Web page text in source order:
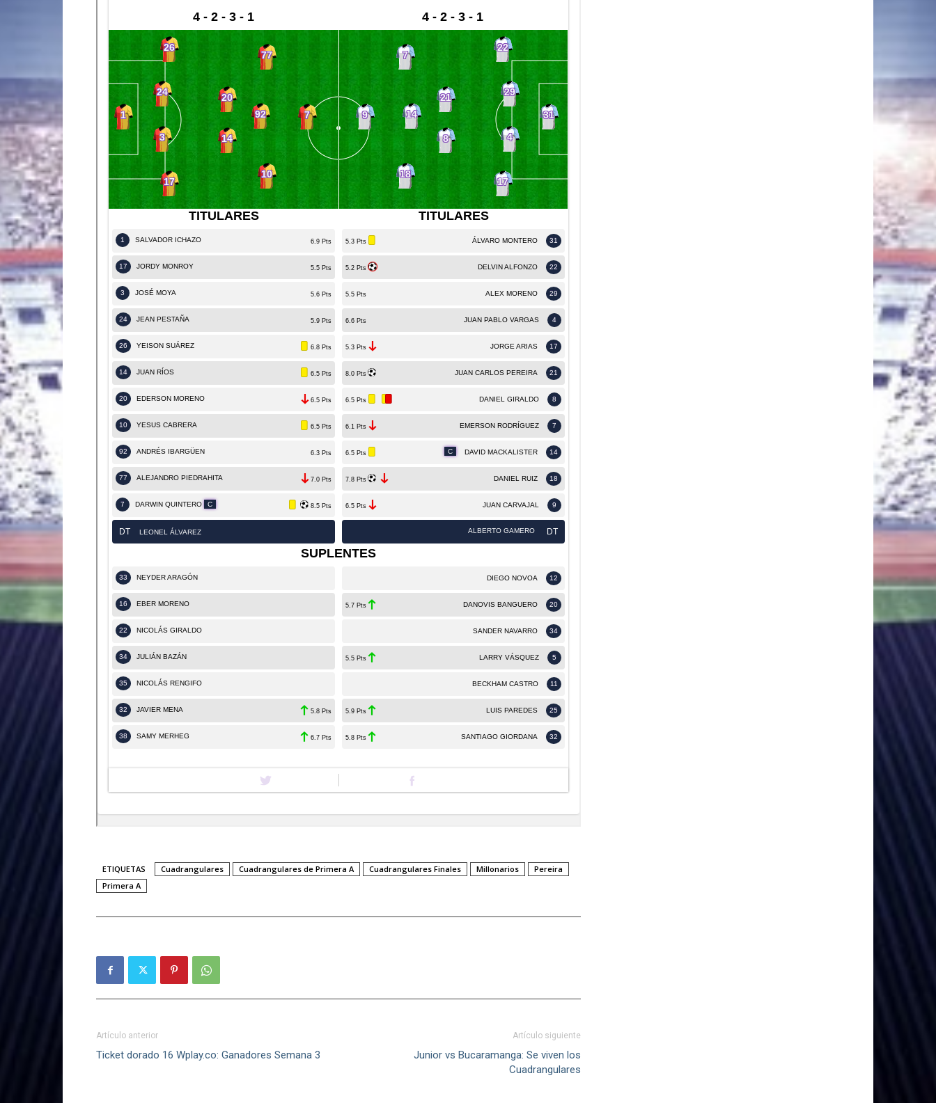
ETIQUETAS Cuadrangulares Cuadrangulares de Primera A Cuadrangulares Finales Millonarios
Pereira
Primera A
Artículo anterior
Ticket dorado 16 Wplay.co: Ganadores Semana 3
Artículo siguiente
Junior vs Bucaramanga: Se viven los
Cuadrangulares